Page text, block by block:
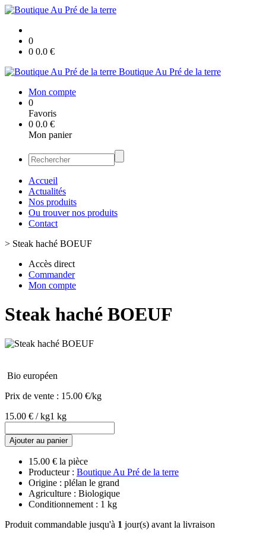
0
0 0.0 €
Boutique Au Pré de la terre
Mon compte
0
Favoris
0 0.0 €
Mon panier
Accueil
Actualités
Nos produits
Ou trouver nos produits
Contact
> Steak haché BOEUF
Accès direct
Commander
Mon compte
Steak haché BOEUF
Bio européen
Prix de vente : 15.00 €/kg
15.00 € / kg1 kg
Ajouter au panier
15.00 € la pièce
Producteur : Boutique Au Pré de la terre
Origine : plélan le grand
Agriculture : Biologique
Conditionnement : 1 kg
Produit commandable jusqu'à 1 jour(s) avant la livraison